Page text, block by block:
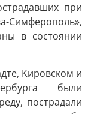
при
в состоянии
Кировском и
были
пострадали